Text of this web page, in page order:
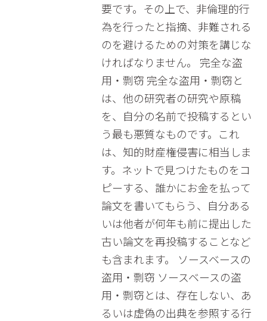
要です。その上で、非倫理的行
為を行ったと指摘、非難される
のを避けるための対策を講じな
ければなりません。 完全な盗
用・剽窃 完全な盗用・剽窃と
は、他の研究者の研究や原稿
を、自分の名前で投稿するとい
う最も悪質なものです。これ
は、知的財産権侵害に相当しま
す。ネットで見つけたものをコ
ピーする、誰かにお金を払って
論文を書いてもらう、自分ある
いは他者が何年も前に提出した
古い論文を再投稿することなど
も含まれます。 ソースベースの
盗用・剽窃 ソースベースの盗
用・剽窃とは、存在しない、あ
るいは虚偽の出典を参照する行